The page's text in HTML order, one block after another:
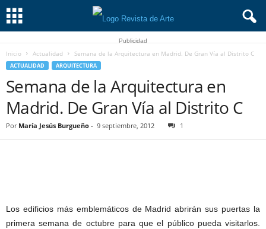
Publicidad
Inicio Actualidad Semana de la Arquitectura en Madrid. De Gran Vía al Distrito C
ACTUALIDAD ARQUITECTURA
Semana de la Arquitectura en
Madrid. De Gran Vía al Distrito C
Por María Jesús Burgueño - 9 septiembre, 2012 1
Los edificios más emblemáticos de Madrid abrirán sus puertas la
primera semana de octubre para que el público pueda visitarlos.